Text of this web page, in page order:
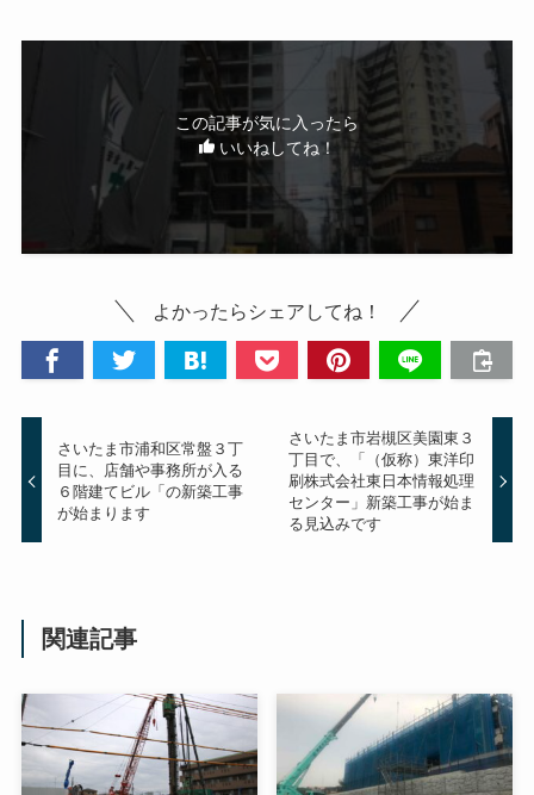
この記事が気に入ったら
いいねしてね！
よかったらシェアしてね！
さいたま市浦和区常盤３丁
目に、店舗や事務所が入る
６階建てビル「の新築工事
が始まります
さいたま市岩槻区美園東３
丁目で、「（仮称）東洋印
刷株式会社東日本情報処理
センター」新築工事が始ま
る見込みです
関連記事